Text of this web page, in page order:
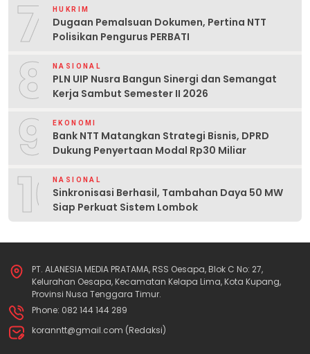
7 HUKRIM
Dugaan Pemalsuan Dokumen, Pertina NTT
Polisikan Pengurus PERBATI
8 NASIONAL
PLN UIP Nusra Bangun Sinergi dan Semangat
Kerja Sambut Semester II 2026
9 EKONOMI
Bank NTT Matangkan Strategi Bisnis, DPRD
Dukung Penyertaan Modal Rp30 Miliar
10NASIONAL
Sinkronisasi Berhasil, Tambahan Daya 50 MW
Siap Perkuat Sistem Lombok
PT. ALANESIA MEDIA PRATAMA, RSS Oesapa, Blok C No: 27,
Kelurahan Oesapa, Kecamatan Kelapa Lima, Kota Kupang,
Provinsi Nusa Tenggara Timur.
Phone: 082 144 144 289
koranntt@gmail.com (Redaksi)